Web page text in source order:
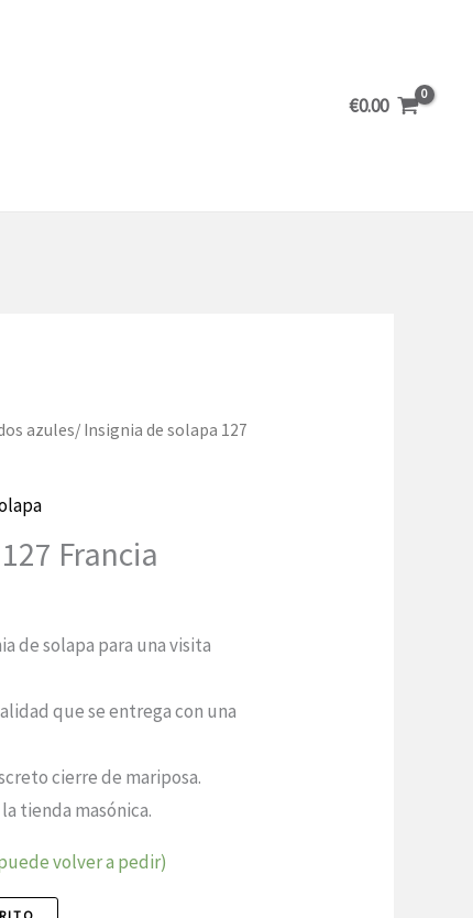
€0.00
azules/ Insignia de solapa 127
Francia
de solapa para una visita
que se entrega con una
cierre de mariposa.
tienda masónica.
volver a pedir)